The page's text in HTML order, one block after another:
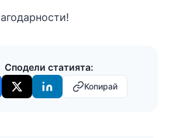
Сподели статията:
Копирай